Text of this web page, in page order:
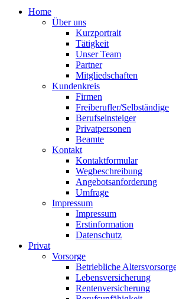
Home
Über uns
Kurzportrait
Tätigkeit
Unser Team
Partner
Mitgliedschaften
Kundenkreis
Firmen
Freiberufler/Selbständige
Berufseinsteiger
Privatpersonen
Beamte
Kontakt
Kontaktformular
Wegbeschreibung
Angebotsanforderung
Umfrage
Impressum
Impressum
Erstinformation
Datenschutz
Privat
Vorsorge
Betriebliche
Lebensversicherung
Rentenversicherung